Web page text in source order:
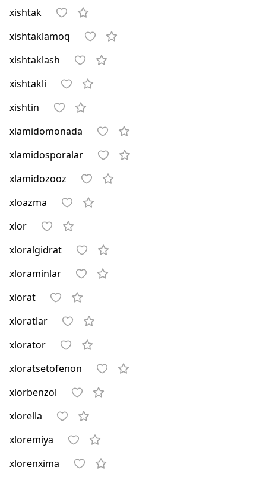
xishtak
xishtaklamoq
xishtaklash
xishtakli
xishtin
xlamidomonada
xlamidosporalar
xlamidozooz
xloazma
xlor
xloralgidrat
xloraminlar
xlorat
xloratlar
xlorator
xloratsetofenon
xlorbenzol
xlorella
xloremiya
xlorenxima